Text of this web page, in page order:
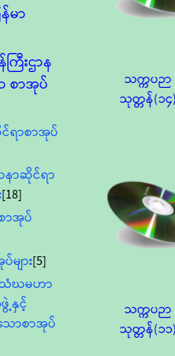
မာ
ြီးဌာန
စာအုပ်
ရာစာအုပ်
နာဆိုင်ရာ
[18]
ာအုပ်
များ[5]
သံဃမဟာ
နှင့်
ာစာအုပ်
သက္ကပဉာ
သုတ္တန်(၁
သက္ကပဉာ
သုတ္တန်(၁